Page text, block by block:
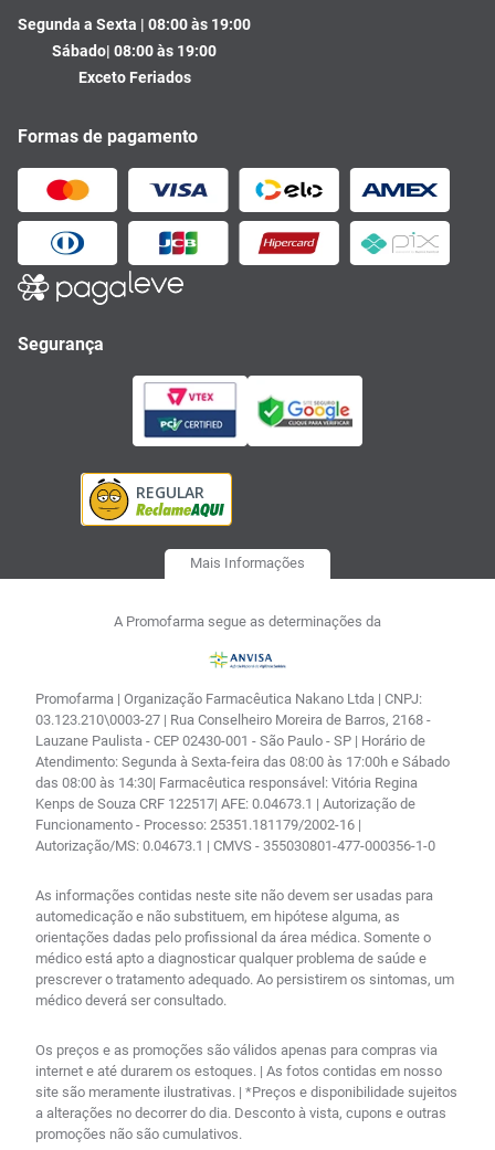
Segunda a Sexta | 08:00 às 19:00
Sábado| 08:00 às 19:00
Exceto Feriados
Formas de pagamento
Segurança
Mais Informações
A Promofarma segue as determinações da
Promofarma | Organização Farmacêutica Nakano Ltda | CNPJ:
03.123.210\0003-27 | Rua Conselheiro Moreira de Barros, 2168 -
Lauzane Paulista - CEP 02430-001 - São Paulo - SP | Horário de
Atendimento: Segunda à Sexta-feira das 08:00 às 17:00h e Sábado
das 08:00 às 14:30| Farmacêutica responsável: Vitória Regina
Kenps de Souza CRF 122517| AFE: 0.04673.1 | Autorização de
Funcionamento - Processo: 25351.181179/2002-16 |
Autorização/MS: 0.04673.1 | CMVS - 355030801-477-000356-1-0
As informações contidas neste site não devem ser usadas para
automedicação e não substituem, em hipótese alguma, as
orientações dadas pelo profissional da área médica. Somente o
médico está apto a diagnosticar qualquer problema de saúde e
prescrever o tratamento adequado. Ao persistirem os sintomas, um
médico deverá ser consultado.
Os preços e as promoções são válidos apenas para compras via
internet e até durarem os estoques. | As fotos contidas em nosso
site são meramente ilustrativas. | *Preços e disponibilidade sujeitos
a alterações no decorrer do dia. Desconto à vista, cupons e outras
promoções não são cumulativos.